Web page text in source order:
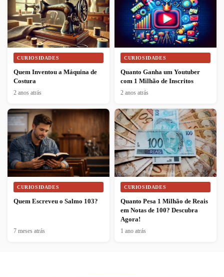
CURIOSIDADES
Quem Inventou a Máquina de
Costura
2 anos atrás
CURIOSIDADES
Quanto Ganha um Youtuber
com 1 Milhão de Inscritos
2 anos atrás
CURIOSIDADES
Quem Escreveu o Salmo 103?
7 meses atrás
CURIOSIDADES
Quanto Pesa 1 Milhão de Reais
em Notas de 100? Descubra
Agora!
1 ano atrás